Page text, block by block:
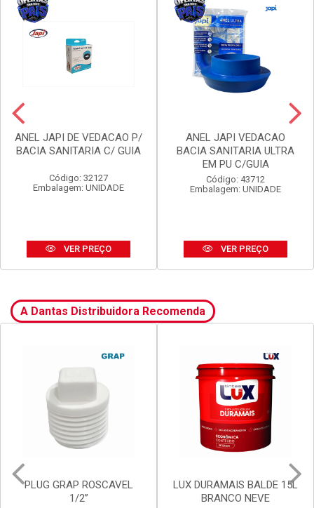
ANEL JAPI DE VEDACAO P/
BACIA SANITARIA C/ GUIA
Código: 32127
Embalagem: UNIDADE
VER PREÇO
ANEL JAPI VEDACAO
BACIA SANITARIA ULTRA
EM PU C/GUIA
Código: 43712
Embalagem: UNIDADE
VER PREÇO
A Dantas Distribuidora Recomenda
LUX DURAMAIS BALDE 15L
BRANCO NEVE
VALVULA GRAP
P/LAVATORIO S/LADRAO